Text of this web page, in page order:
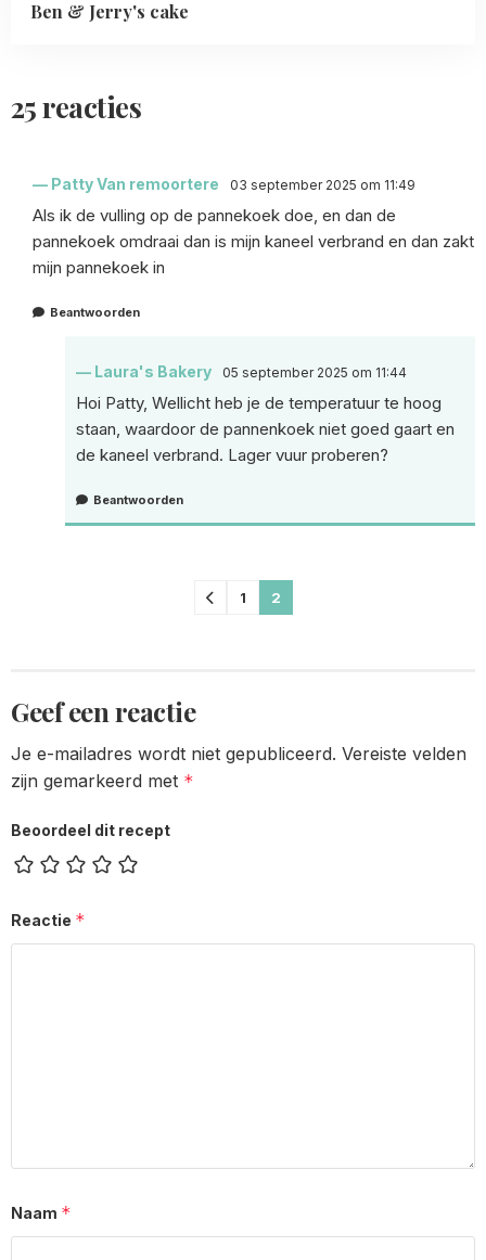
Ben & Jerry's cake
25 reacties
Patty Van remoortere 03 september 2025 om 11:49
Als ik de vulling op de pannekoek doe, en dan de
pannekoek omdraai dan is mijn kaneel verbrand en dan zakt
mijn pannekoek in
Beantwoorden
Laura's Bakery 05 september 2025 om 11:44
Hoi Patty, Wellicht heb je de temperatuur te hoog
staan, waardoor de pannenkoek niet goed gaart en
de kaneel verbrand. Lager vuur proberen?
Beantwoorden
1 2
Geef een reactie
Je e-mailadres wordt niet gepubliceerd. Vereiste velden
zijn gemarkeerd met *
Beoordeel dit recept
Reactie *
Naam *